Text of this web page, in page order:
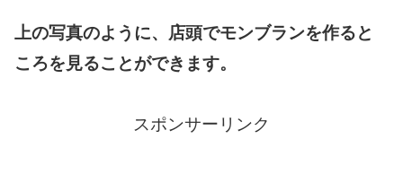
上の写真のように、店頭でモンブランを作ると
ころを見ることができます。
スポンサーリンク